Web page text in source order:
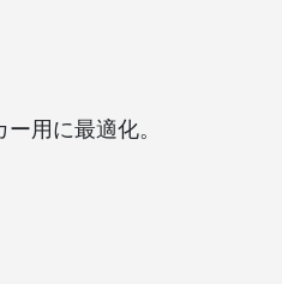
用に最適化。